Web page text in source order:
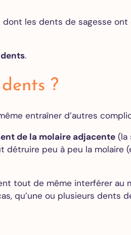
les dents de sagesse
.
?
entraîner d’autres
de la molaire adjacente (la
peu à peu la molaire
tout de même interférer au
qu’une ou plusieurs dents